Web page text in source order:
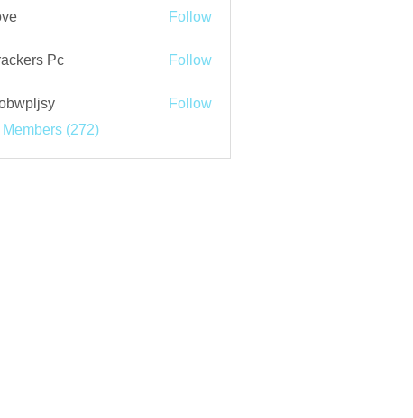
Follow
Pc Follow
Follow
(272)